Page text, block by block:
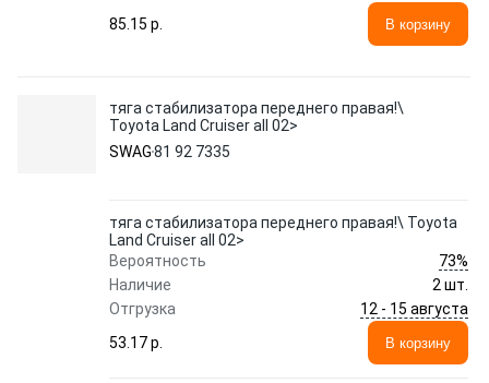
85.15 p.
В корзину
тяга стабилизатора переднего правая!\
Toyota Land Cruiser all 02>
SWAG81 92 7335
тяга стабилизатора переднего правая!\ Toyota
Land Cruiser all 02>
Вероятность
73%
Наличие
2 шт.
Отгрузка
12 - 15 августа
53.17 p.
В корзину